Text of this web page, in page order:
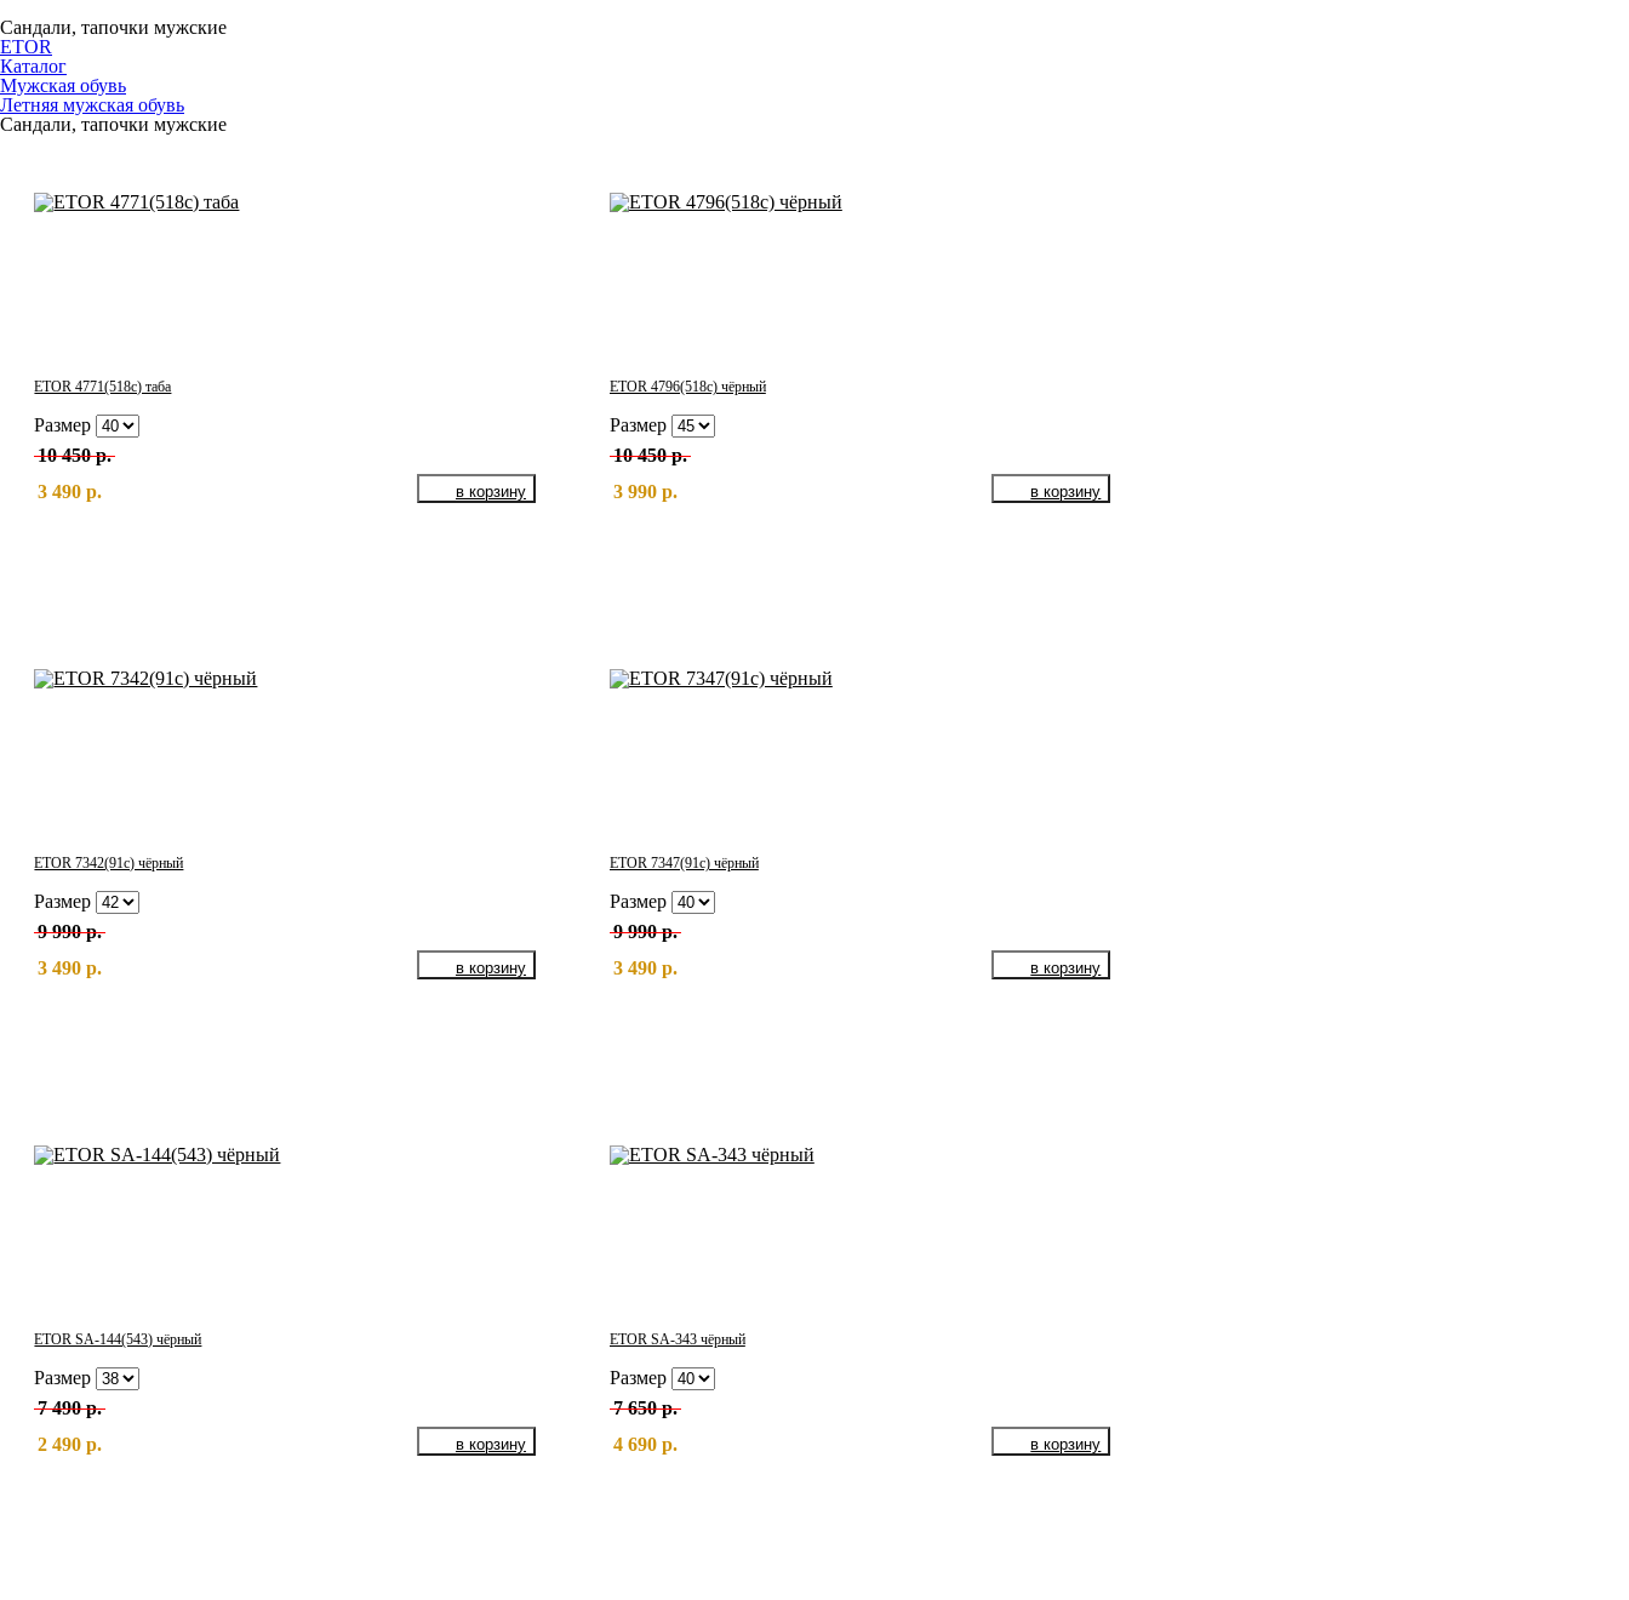
Сандали, тапочки мужские
ETOR
Каталог
Мужская обувь
Летняя мужская обувь
Сандали, тапочки мужские
ETOR 4771(518с) таба
Размер
10 450 р.
3 490 р.
ETOR 4796(518с) чёрный
Размер
10 450 р.
3 990 р.
ETOR 7342(91с) чёрный
Размер
9 990 р.
3 490 р.
ETOR 7347(91с) чёрный
Размер
9 990 р.
3 490 р.
ETOR SA-144(543) чёрный
Размер
7 490 р.
2 490 р.
ETOR SA-343 чёрный
Размер
7 650 р.
4 690 р.